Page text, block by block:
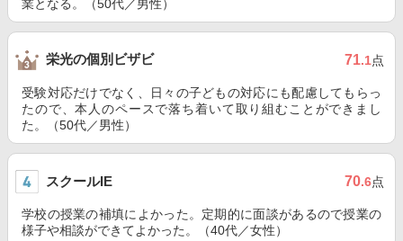
業となる。（50代／男性）
栄光の個別ビザビ 71.1点
受験対応だけでなく、日々の子どもの対応にも配慮してもらっ
たので、本人のペースで落ち着いて取り組むことができまし
た。（50代／男性）
スクールIE 70.6点
学校の授業の補填によかった。定期的に面談があるので授業の
様子や相談ができてよかった。（40代／女性）